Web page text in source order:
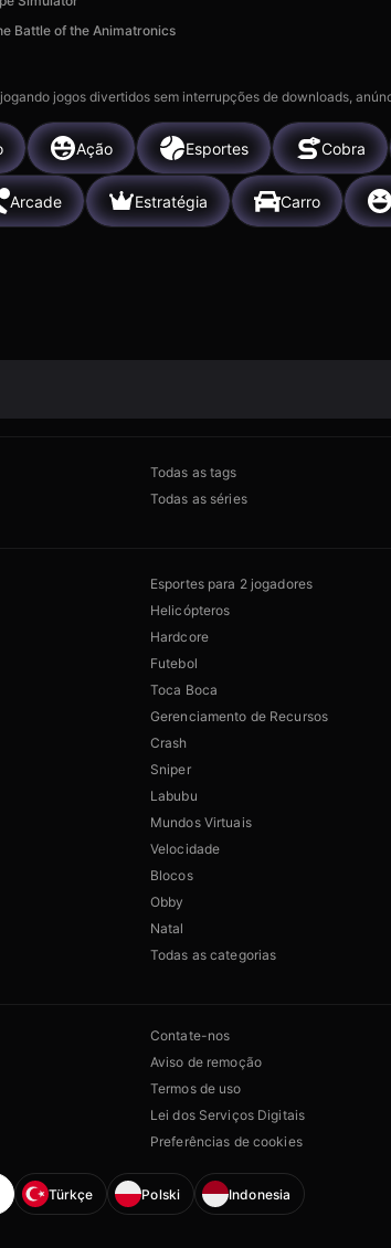
Battle of the Animatronics
jogos divertidos sem interrupções de downloads,
Ação Esportes Cobra
Arcade Estratégia Carro
Todas as tags
Todas as séries
Esportes para 2 jogadores
Helicópteros
Hardcore
Futebol
Toca Boca
Gerenciamento de Recursos
Crash
Sniper
Labubu
Mundos Virtuais
Velocidade
Blocos
Obby
Natal
Todas as categorias
Contate-nos
Aviso de remoção
Termos de uso
Lei dos Serviços Digitais
Preferências de cookies
Türkçe Polski Indonesia